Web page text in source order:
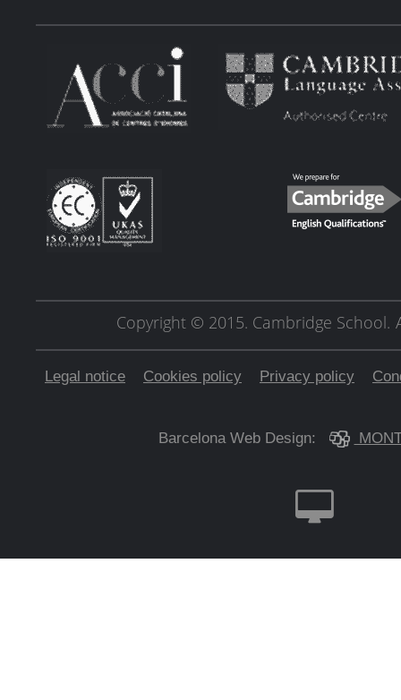
Copyright © 2015. Cambridge School.
Legal notice Cookies policy Privacy policy
Barcelona Web Design: